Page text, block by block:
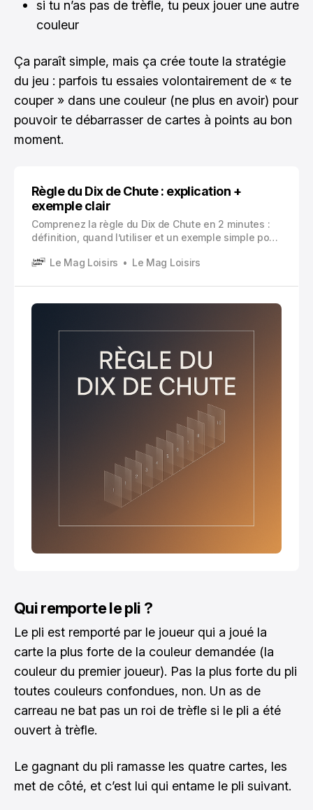
si tu n’as pas de trèfle, tu peux jouer une autre
couleur
Ça paraît simple, mais ça crée toute la stratégie
du jeu : parfois tu essaies volontairement de « te
couper » dans une couleur (ne plus en avoir) pour
pouvoir te débarrasser de cartes à points au bon
moment.
Règle du Dix de Chute : explication +
exemple clair
Comprenez la règle du Dix de Chute en 2 minutes :
définition, quand l’utiliser et un exemple simple pour
Le Mag Loisirs
Le Mag Loisirs
Qui remporte le pli ?
Le pli est remporté par le joueur qui a joué la
carte la plus forte de la couleur demandée (la
couleur du premier joueur). Pas la plus forte du pli
toutes couleurs confondues, non. Un as de
carreau ne bat pas un roi de trèfle si le pli a été
ouvert à trèfle.
Le gagnant du pli ramasse les quatre cartes, les
met de côté, et c’est lui qui entame le pli suivant.